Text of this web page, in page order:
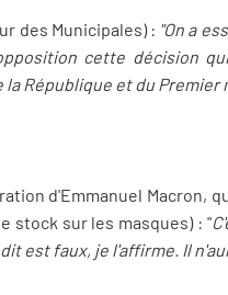
des Municipales) : "On a
cette décision
la République et du Premier
d'Emmanuel Macron,
stock sur les masques) : "
dit est faux, je l'affirme. Il